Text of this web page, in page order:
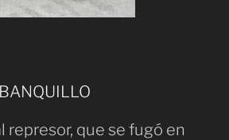
represor, que se fugó en